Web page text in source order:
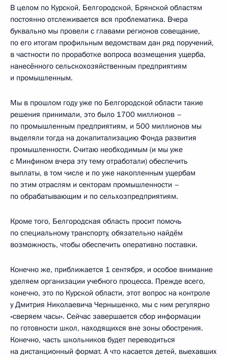
В целом по Курской, Белгородской, Брянской областям
постоянно отслеживается вся проблематика. Вчера
буквально мы провели с главами регионов совещание,
по его итогам профильным ведомствам дан ряд поручений,
в частности по проработке вопроса возмещения ущерба,
нанесённого сельскохозяйственным предприятиям
и промышленным.
Мы в прошлом году уже по Белгородской области такие
решения принимали, это было 1700 миллионов –
по промышленным предприятиям, и 500 миллионов мы
выделяли тогда на докапитализацию Фонда развития
промышленности. Считаю необходимым (и мы уже
с Минфином вчера эту тему отработали) обеспечить
выплаты, в том числе и по уже накопленным ущербам
по этим отраслям и секторам промышленности –
по обрабатывающим и по сельхозпредприятиям.
Кроме того, Белгородская область просит помочь
по специальному транспорту, обязательно найдём
возможность, чтобы обеспечить оперативно поставки.
Конечно же, приближается 1 сентября, и особое внимание
уделяем организации учебного процесса. Прежде всего,
конечно, это по Курской области, этот вопрос на контроле
у Дмитрия Николаевича Чернышенко, мы с ним регулярно
«сверяем часы». Сейчас завершается сбор информации
по готовности школ, находящихся вне зоны обострения.
Конечно, часть школьников будет переводиться
на дистанционный формат. А что касается детей, выехавших